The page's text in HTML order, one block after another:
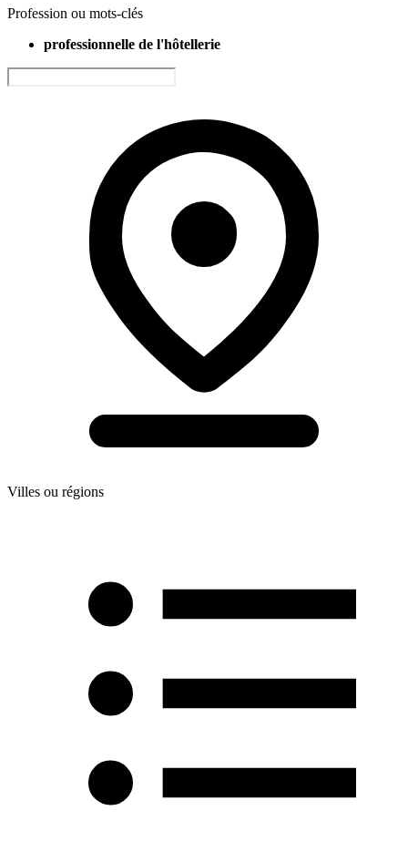
Profession ou mots-clés
professionnelle de l'hôtellerie
Villes ou régions